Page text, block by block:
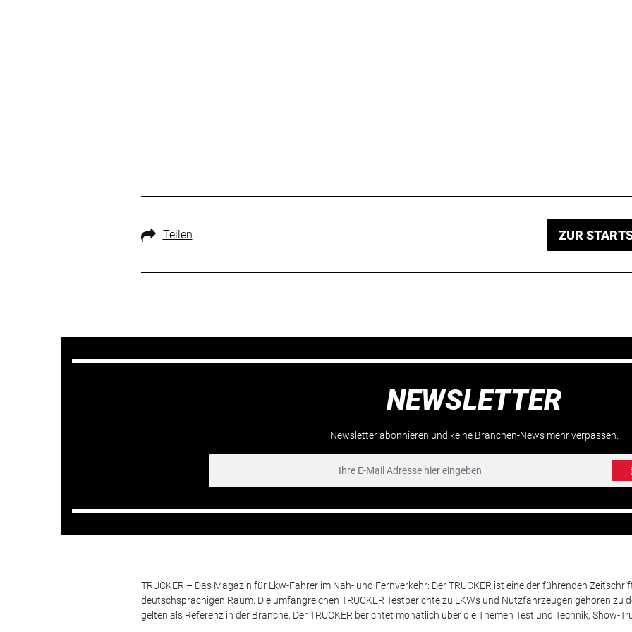
Teilen ZUR
NEWSLETTER
Newsletter abonnieren und keine Branchen-News mehr verpassen.
TRUCKER – Das Magazin für Lkw-Fahrer im Nah- und Fernverkehr: Der TRUCKER ist eine der führenden
deutschsprachigen Raum. Die umfangreichen TRUCKER Testberichte zu LKWs und Nutzfahrzeugen gehören zu
gelten als Referenz in der Branche. Der TRUCKER berichtet monatlich über die Themen Test und Technik, Show-